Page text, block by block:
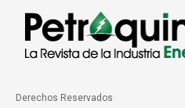
Derechos Reservados